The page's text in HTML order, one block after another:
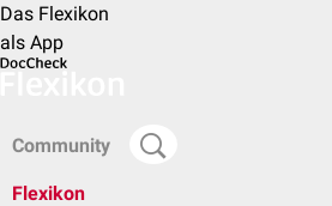
Das Flexikon
als App
Community
Flexikon